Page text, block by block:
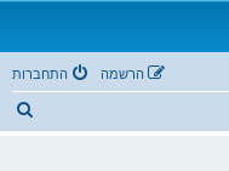
התחברות הרשמה